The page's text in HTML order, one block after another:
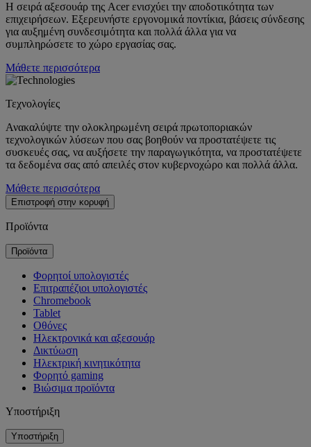
Η σειρά αξεσουάρ της Acer ενισχύει την αποδοτικότητα των
επιχειρήσεων. Εξερευνήστε εργονομικά ποντίκια, βάσεις σύνδεσης
για αυξημένη συνδεσιμότητα και πολλά άλλα για να
συμπληρώσετε το χώρο εργασίας σας.
Μάθετε περισσότερα
Τεχνολογίες
Ανακαλύψτε την ολοκληρωμένη σειρά πρωτοποριακών
τεχνολογικών λύσεων που σας βοηθούν να προστατέψετε τις
συσκευές σας, να αυξήσετε την παραγωγικότητα, να προστατέψετε
τα δεδομένα σας από απειλές στον κυβερνοχώρο και πολλά άλλα.
Μάθετε περισσότερα
Επιστροφή στην κορυφή
Προϊόντα
Προϊόντα
Φορητοί υπολογιστές
Επιτραπέζιοι υπολογιστές
Chromebook
Tablet
Οθόνες
Ηλεκτρονικά και αξεσουάρ
Δικτύωση
Ηλεκτρική κινητικότητα
Φορητό gaming
Βιώσιμα προϊόντα
Υποστήριξη
Υποστήριξη